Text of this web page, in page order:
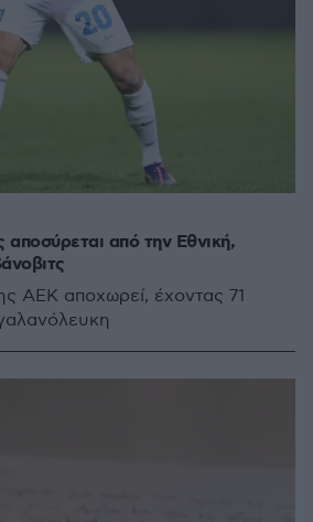
από την Εθνική,
ΑΕΚ αποχωρεί, έχοντας 71